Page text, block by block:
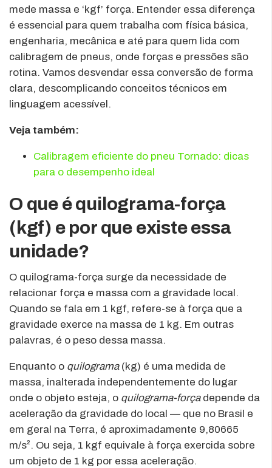
mede massa e ‘kgf’ força. Entender essa diferença
é essencial para quem trabalha com física básica,
engenharia, mecânica e até para quem lida com
calibragem de pneus, onde forças e pressões são
rotina. Vamos desvendar essa conversão de forma
clara, descomplicando conceitos técnicos em
linguagem acessível.
Veja também:
Calibragem eficiente do pneu Tornado: dicas
para o desempenho ideal
O que é quilograma-força
(kgf) e por que existe essa
unidade?
O quilograma-força surge da necessidade de
relacionar força e massa com a gravidade local.
Quando se fala em 1 kgf, refere-se à força que a
gravidade exerce na massa de 1 kg. Em outras
palavras, é o peso dessa massa.
Enquanto o quilograma(kg) é uma medida de
massa, inalterada independentemente do lugar
onde o objeto esteja, o quilograma-forçadepende da
aceleração da gravidade do local — que no Brasil e
em geral na Terra, é aproximadamente 9,80665
m/s². Ou seja, 1 kgf equivale à força exercida sobre
um objeto de 1 kg por essa aceleração.